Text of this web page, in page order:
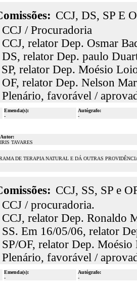
CCJ, DS, SP E
/ Procuradoria
relator Dep. Osmar
relator Dep. paulo
relator Dep. Moésio
relator Dep. Nelson
favorável /
Emenda(s):
-
Autógrafo:
-
Autor:
IRIS TAVARES
DE TERAPIA NATURAL E DÁ OUTRAS
CCJ, SS, SP e
/ procuradoria.
relator Dep. Ronaldo
Em 16/05/06, relator
OF, relator Dep.
favorável /
Emenda(s):
-
Autógrafo:
-